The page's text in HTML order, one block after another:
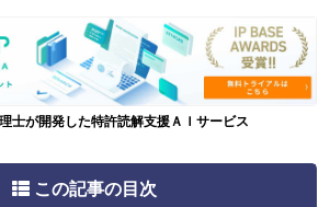
理士が開発した特許読解支援ＡＩサービス
この記事の目次